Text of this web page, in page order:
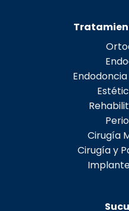
Cirugía
Cirugía y